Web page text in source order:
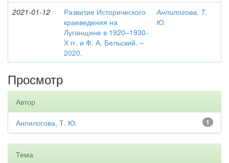
2021-01-12
Развитие Исторического
краеведения на
Луганщине в 1920–1930-
Х гг. и Ф. А. Бельский. –
2020.
Анпилогова, Т.
Ю.
Просмотр
Автор
1
Анпилогова, Т. Ю.
Тема